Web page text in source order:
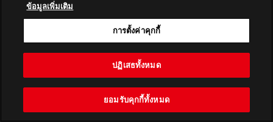
ข้อมูลเพิ่มเติม
การตั้งค่าคุกกี้
ปฏิเสธทั้งหมด
ยอมรับคุกกี้ทั้งหมด